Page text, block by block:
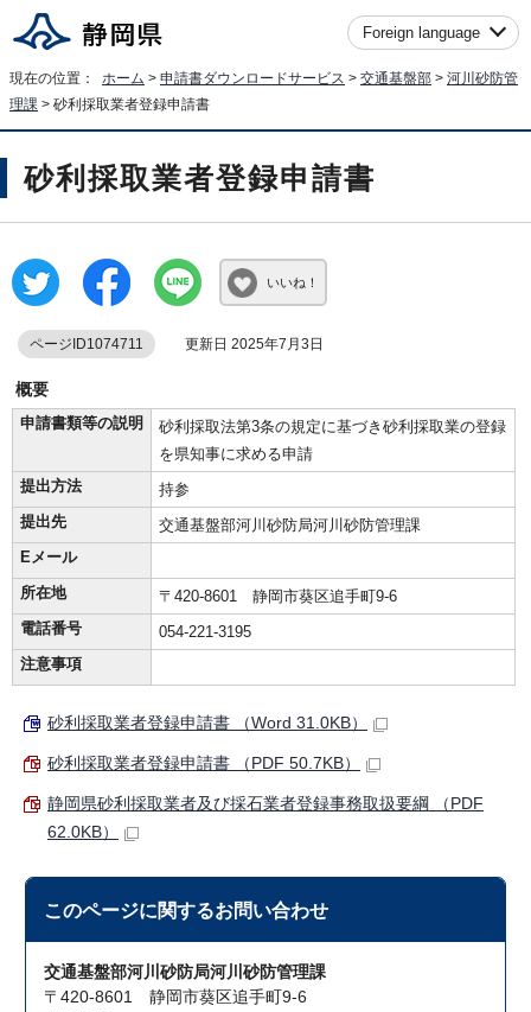
Foreign language
現在の位置： ホーム > 申請書ダウンロードサービス > 交通基盤部 > 河川砂防管
理課 > 砂利採取業者登録申請書
砂利採取業者登録申請書
いいね！
ページID1074711 更新日 2025年7月3日
概要
申請書類等の説明
砂利採取法第3条の規定に基づき砂利採取業の登録
を県知事に求める申請
提出方法
持参
提出先
交通基盤部河川砂防局河川砂防管理課
Eメール
所在地
〒420-8601 静岡市葵区追手町9-6
電話番号
054-221-3195
注意事項
砂利採取業者登録申請書 （Word 31.0KB）
砂利採取業者登録申請書 （PDF 50.7KB）
静岡県砂利採取業者及び採石業者登録事務取扱要綱 （PDF
62.0KB）
このページに関するお問い合わせ
交通基盤部河川砂防局河川砂防管理課
〒420-8601 静岡市葵区追手町9-6